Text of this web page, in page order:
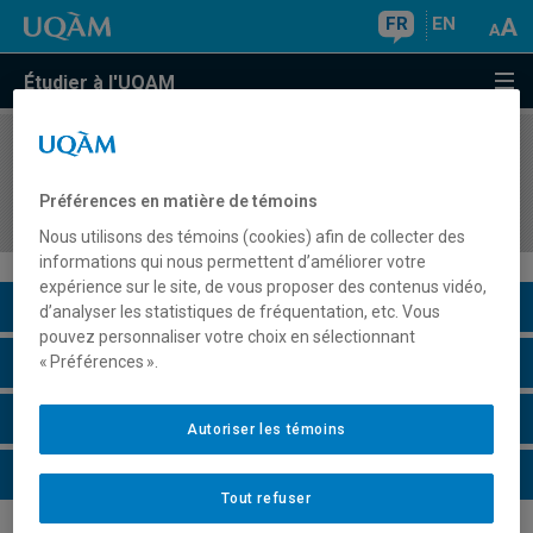
FR EN
Étudier à l'UQAM
COURS//
personne 1
Description du cours
Horaire - Été 2026
Horaire - Automne 2026
Horaire - Hiver 2027
Préférences en matière de témoins
Nous utilisons des témoins (cookies) afin de collecter des
informations qui nous permettent d’améliorer votre
expérience sur le site, de vous proposer des contenus vidéo,
d’analyser les statistiques de fréquentation, etc. Vous
pouvez personnaliser votre choix en sélectionnant
« Préférences ».
Tout refuser
Autoriser les témoins